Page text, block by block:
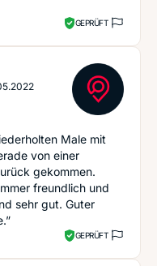
GEPRÜFT
Male mit
von einer
gekommen.
freundlich und
sehr gut. Guter
GEPRÜFT